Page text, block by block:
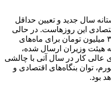
سال جدید و تعیین حداقل
اقتصادی این روزهاست. در حالی
که پیشنهاد افزایش حق مسکن به ۳ میلیون تومان برای ماه‌های
هیئت وزیران ارسال شده،
عالی کار در سال آتی با چالشی
توان بنگاه‌های اقتصادی و
بود.